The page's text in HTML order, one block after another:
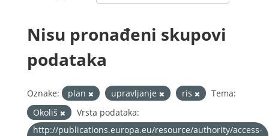
Nisu pronađeni skupovi
podataka
Oznake: plan upravljanje ris
Tema:
Okoliš
Vrsta podataka:
http://publications.europa.eu/resource/authority/access-